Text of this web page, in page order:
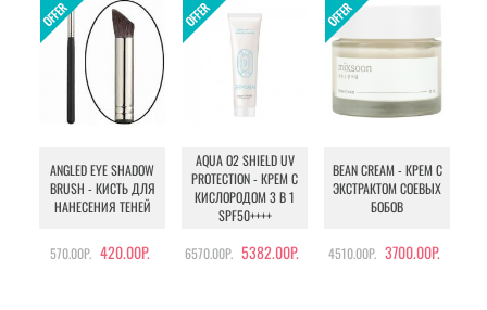
ANGLED EYE SHADOW
BRUSH - КИСТЬ ДЛЯ
НАНЕСЕНИЯ ТЕНЕЙ
570.00Р. 420.00Р.
AQUA O2 SHIELD UV
PROTECTION - КРЕМ С
КИСЛОРОДОМ 3 В 1
SPF50++++
6570.00Р. 5382.00Р.
BEAN CREAM - КРЕМ С
ЭКСТРАКТОМ СОЕВЫХ
БОБОВ
4510.00Р. 3700.00Р.